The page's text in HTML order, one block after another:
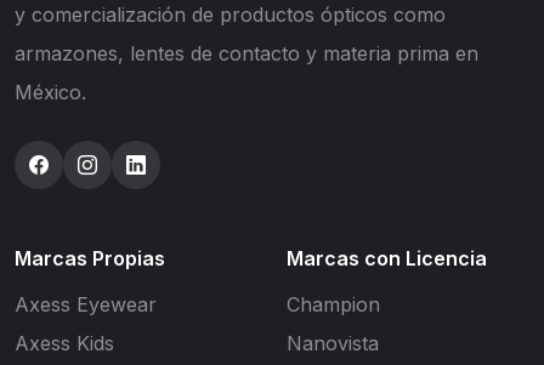
y comercialización de productos ópticos como
armazones, lentes de contacto y materia prima en
México.
Marcas Propias
Axess Eyewear
Axess Kids
Marcas con Licencia
Champion
Nanovista